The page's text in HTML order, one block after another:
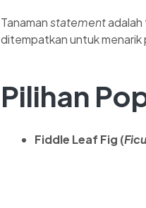
Tanamanstatementadalah
ditempatkan untuk menarik
Pilihan
Fiddle Leaf Fig (